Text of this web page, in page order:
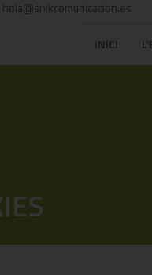
hola@snikcomunicacion.es
INICI